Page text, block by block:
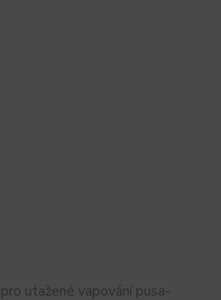
utažené vapování pusa-